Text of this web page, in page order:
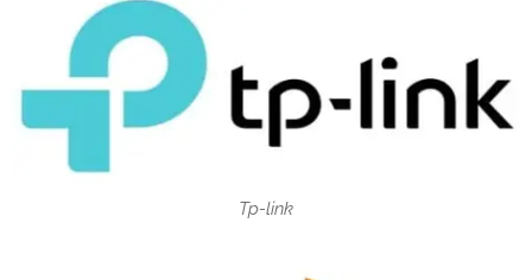
Tp-link